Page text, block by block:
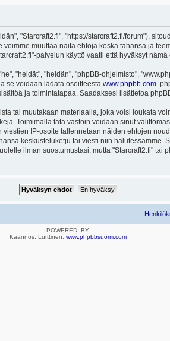
"Starcraft2.fi", "https://starcraft2.fi/forum"),
muuttaa näitä ehtoja koska tahansa ja
palvelun käyttö vaatii että hyväksyt
"heidät", "heidän", "phpBB-ohjelmisto",
se voidaan ladata osoitteesta www.phpbb.com .
ja toimintatapaa. Saadaksesi lisätietoa
tai muutakaan materiaalia, joka voisi loukata
Toimimalla tätä vastoin voidaan sinut
IP-osoite tallennetaan näiden ehtojen
keskusteluketju tai viesti niin halutessamme.
ilman suostumustasi, mutta "Starcraft2.fi" tai
POWERED_BY
Käännös, Lurttinen, www.phpbbsuomi.com